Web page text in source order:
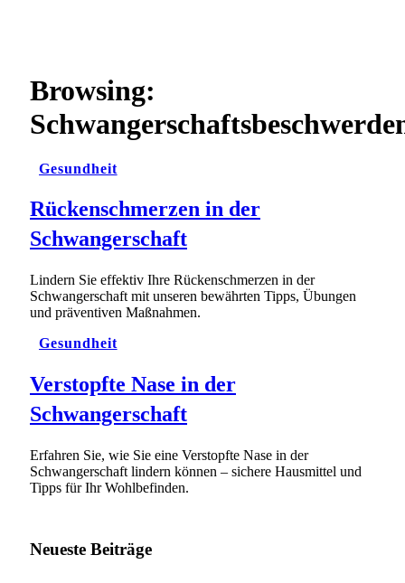
Browsing:
Gesundheit
Rückenschmerzen in der
Schwangerschaft
Lindern Sie effektiv Ihre Rückenschmerzen in der
Schwangerschaft mit unseren bewährten Tipps, Übungen
und präventiven Maßnahmen.
Gesundheit
Verstopfte Nase in der
Schwangerschaft
Erfahren Sie, wie Sie eine Verstopfte Nase in der
Schwangerschaft lindern können – sichere Hausmittel und
Tipps für Ihr Wohlbefinden.
Neueste Beiträge